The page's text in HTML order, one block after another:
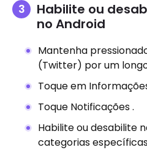
Habilite ou
no Android
Mantenha
(Twitter) por um
Toque em
Toque Notificações .
Habilite ou desabilite
categorias